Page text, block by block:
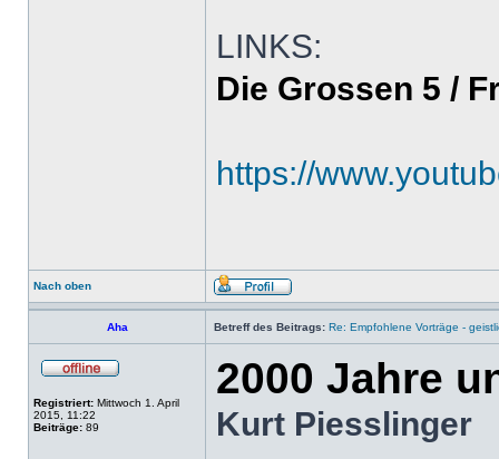
LINKS:
Die Grossen 5 /
https://
Nach oben
Aha Betreff des Beitrags: Re: Empfohlene Vorträge -
Registriert: Mittwoch 1. April
2015, 11:22
Beiträge: 89
2000 Jahre
Kurt Piesslinger